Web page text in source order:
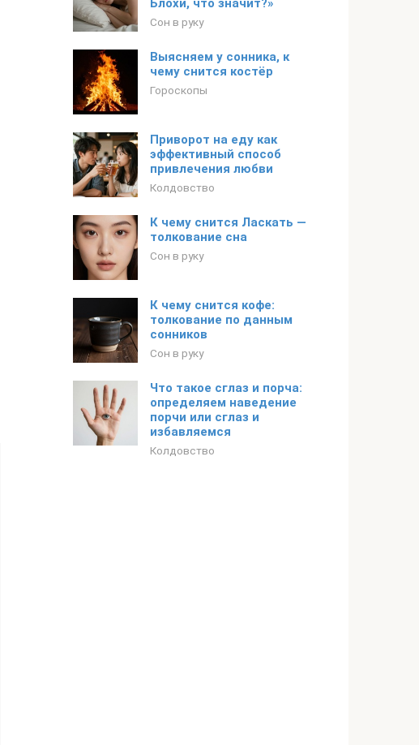
Блохи, что значит?»
Сон в руку
Выясняем у сонника, к
чему снится костёр
Гороскопы
Приворот на еду как
эффективный способ
привлечения любви
Колдовство
К чему снится Ласкать —
толкование сна
Сон в руку
К чему снится кофе:
толкование по данным
сонников
Сон в руку
Что такое сглаз и порча:
определяем наведение
порчи или сглаз и
избавляемся
Колдовство